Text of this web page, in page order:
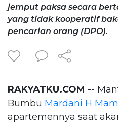
jemput paksa secara
yang tidak kooperatif
pencarian orang (DPO).
RAKYATKU.COM --
Bumbu Mardani H
apartemennya saat